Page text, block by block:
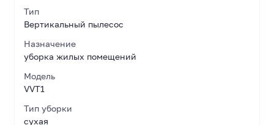
Тип
Вертикальный пылесос
Назначение
уборка жилых помещений
Модель
VVT1
Тип уборки
сухая